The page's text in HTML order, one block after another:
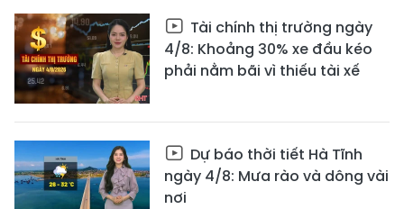
Tài chính thị trường ngày
4/8: Khoảng 30% xe đầu kéo
phải nằm bãi vì thiếu tài xế
Dự báo thời tiết Hà Tĩnh
ngày 4/8: Mưa rào và dông vài
nơi